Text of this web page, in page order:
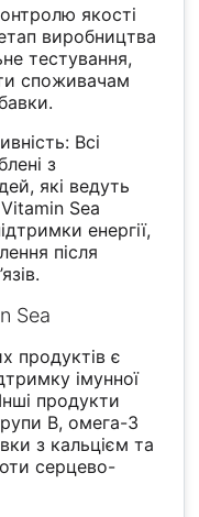
якості
виробництва
тестування,
споживачам
Всі
з
які ведуть
Sea
енергії,
після
Sea
продуктів є
імунної
продукти
B, омега-3
з кальцієм та
серцево-